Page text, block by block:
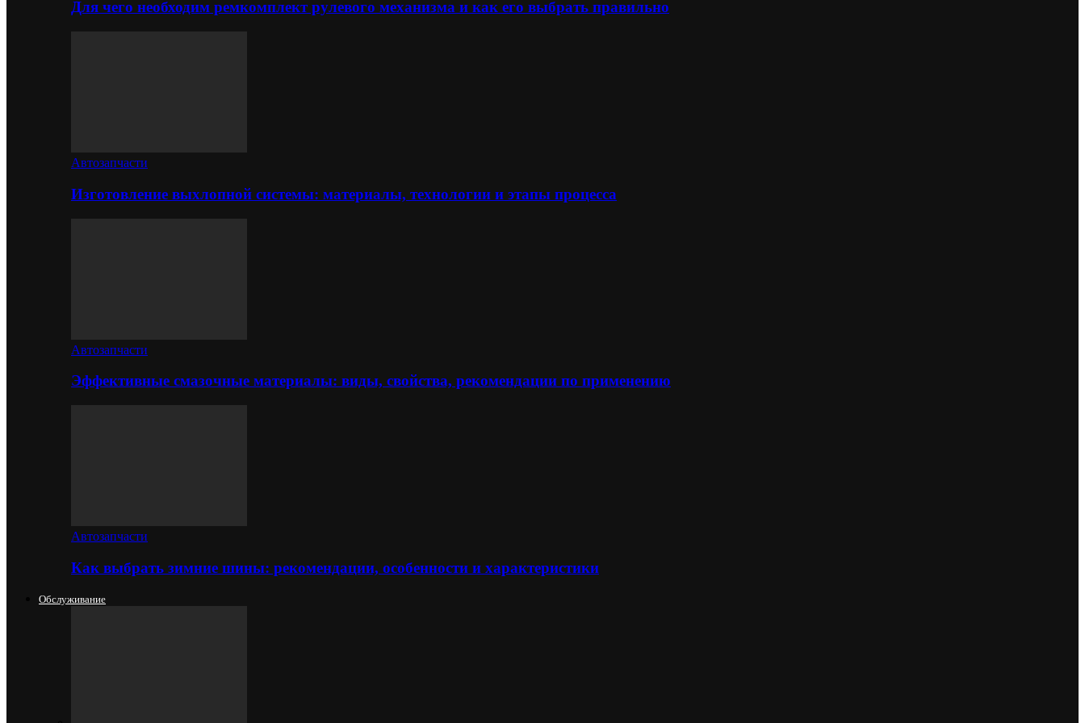
Для чего необходим ремкомплект рулевого механизма и как его выбрать правильно
Автозапчасти
Изготовление выхлопной системы: материалы, технологии и этапы процесса
Автозапчасти
Эффективные смазочные материалы: виды, свойства, рекомендации по применению
Автозапчасти
Как выбрать зимние шины: рекомендации, особенности и характеристики
Обслуживание